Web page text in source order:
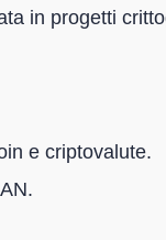
in progetti
e criptovalute.